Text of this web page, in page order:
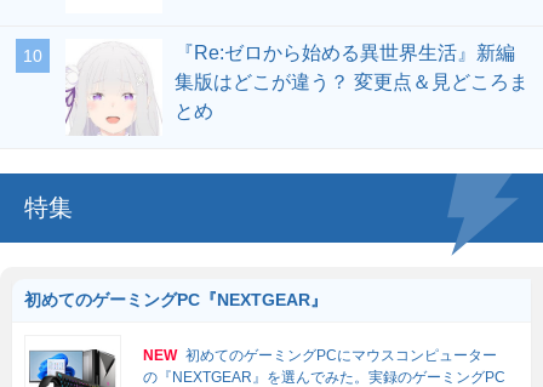
『Re:ゼロから始める異世界生活』新編
集版はどこが違う？ 変更点＆見どころま
とめ
特集
初めてのゲーミングPC『NEXTGEAR』
NEW 初めてのゲーミングPCにマウスコンピューター
の『NEXTGEAR』を選んでみた。実録のゲーミングPC